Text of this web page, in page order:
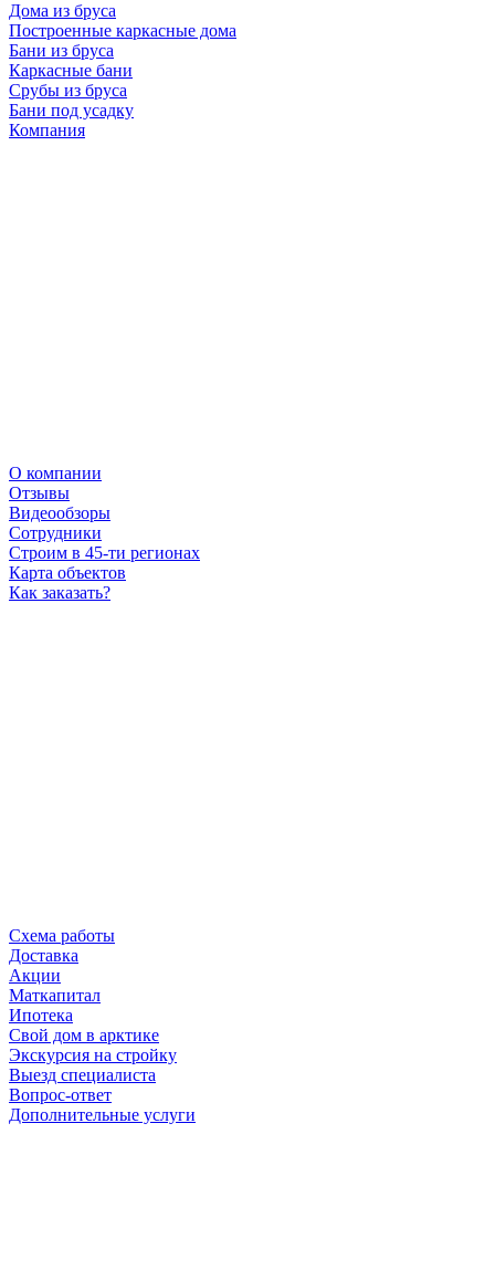
Дома из бруса
Построенные каркасные дома
Бани из бруса
Каркасные бани
Срубы из бруса
Бани под усадку
Компания
О компании
Отзывы
Видеообзоры
Сотрудники
Строим в 45-ти регионах
Карта объектов
Как заказать?
Схема работы
Доставка
Акции
Маткапитал
Ипотека
Свой дом в арктике
Экскурсия на стройку
Выезд специалиста
Вопрос-ответ
Дополнительные услуги